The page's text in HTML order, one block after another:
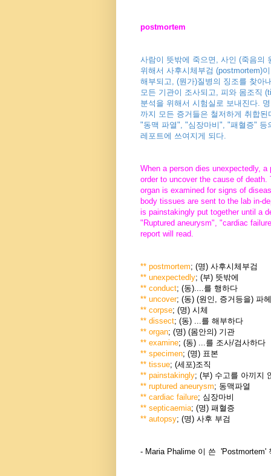
postmortem
사람이 뜻밖에 죽으면, 사인 (죽음의
위해서 사후시체부검 (postmortem)
해부되고, (뭔가)질병의 징조를 찾아
모든 기관이 조사되고, 피와 몸조직
분석을 위해서 시험실로 보내진다.
까지 모든 증거들은 철저하게 취합된
"동맥 파열", "심장마비", "패혈증" 등
레포트에 쓰여지게 되다.
When a person dies unexpectedly,
order to uncover the cause of
organ is examined for signs of
body tissues are sent to the lab in-
is painstakingly put together until a
"Ruptured aneurysm", "cardiac
report will read.
** postmortem; (명) 사후시체부검
** unexpectedly; (부) 뜻밖에
** conduct; (동)....를 행하다
** uncover; (동) (원인, 증거등을) 파
** corpse; (명) 시체
** dissect; (동) ...를 해부하다
** organ; (명) (몸안의) 기관
** examine; (동) ...를 조사/검사하다
** specimen; (명) 표본
** tissue; (세포)조직
** painstakingly; (부) 수고를 아끼지
** ruptured aneurysm; 동맥파열
** cardiac failure; 심장마비
** septicaemia; (명) 패혈증
** autopsy; (명) 사후 부검
- Maria Phalime 이 쓴 'Postmortem'